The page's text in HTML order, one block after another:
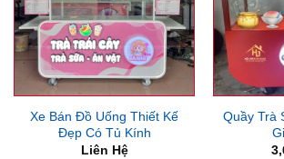
Xe Bán Đồ Uống Thiết Kế
Đẹp Có Tủ Kính
Liên Hệ
Quầy Trà